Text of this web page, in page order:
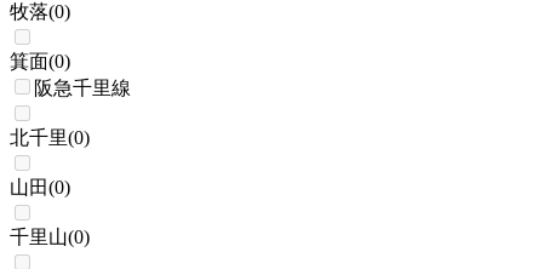
牧落(0)
箕面(0)
阪急千里線
北千里(0)
山田(0)
千里山(0)